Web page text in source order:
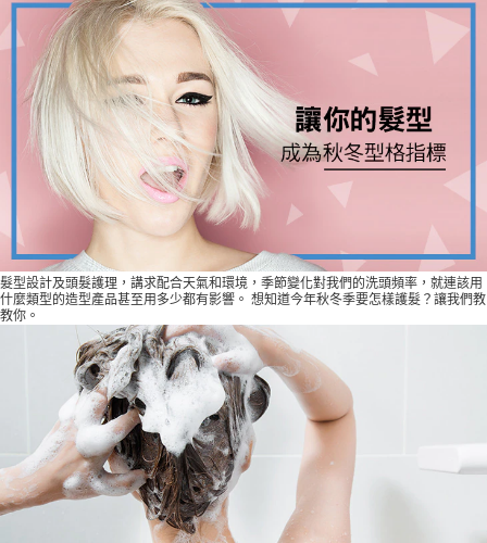
髮型設計及頭髮護理，講求配合天氣和環境，季節變化對我們的洗頭頻率，就連該用
什麼類型的造型產品甚至用多少都有影響。 想知道今年秋冬季要怎樣護髮？讓我們教
教你。